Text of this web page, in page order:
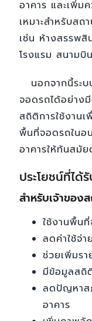
อาคาร และเพิ่ม
เหมาะสำหรับส
เช่น ห้างสรรพสิ
โรงแรม สนามบิ
นอกจากนี้ระ
จอดรถได้อย่าง
สถิติการใช้งานเ
พื้นที่จอดรถใน
อาคารให้ทันสมั
ประโยชน์ที่ได้
สำหรับเจ้าของ
ใช้งานพื้น
ลดค่าใช้จ่
ช่วยเพิ่มร
มีข้อมูลสถิ
ลดปัญหาส
อาคาร